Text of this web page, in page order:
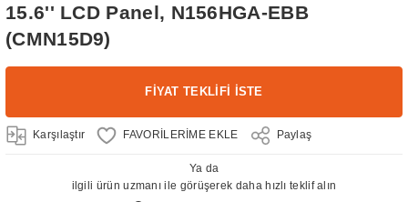
15.6'' LCD Panel, N156HGA-EBB
(CMN15D9)
FİYAT TEKLİFİ İSTE
Karşılaştır Paylaş
Ya da
ilgili ürün uzmanı ile görüşerek daha hızlı teklif alın